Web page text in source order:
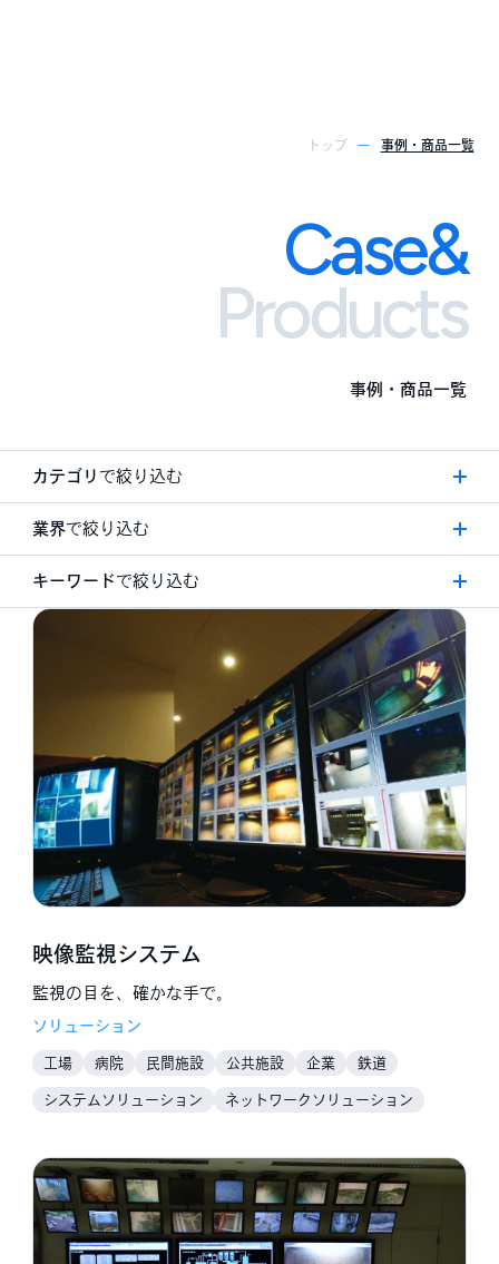
トップ 事例・商品一覧
事例・商品一覧
Case&
Case&
Products
カテゴリ で絞り込む
すべて
ソリューション
電気設備工事
電設資材販売
業界で絞り込む
すべて
工場
福祉介護施設
教育施設
企業
住宅
工務店
電気工事店
鉄道
農業
キーワード で絞り込む
AIソリューション
システムソリューション
ネットワークソリューション
エネルギーソリューション
省エネ
畜エネ
創エネ
防災ソリューション
映像監視システム
監視の目を、確かな手で。
ソリューション
工場 病院 民間施設 公共施設 企業 鉄道
システムソリューション ネットワークソリューション